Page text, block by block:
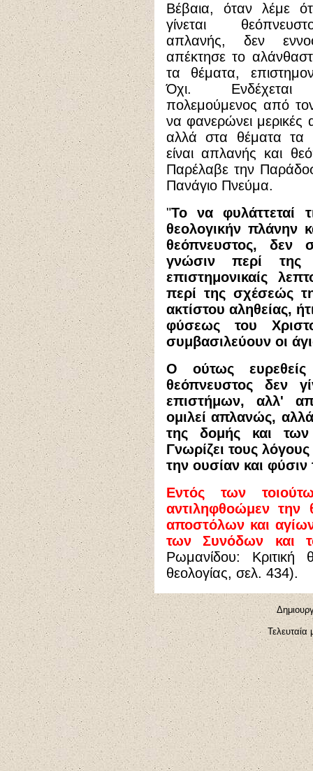
Βέβαια, όταν λέμε
γίνεται
απλανής, δεν
απέκτησε το
τα θέματα,
Όχι.
πολεμούμενος από
να φανερώνει μερικές
αλλά στα θέματα τα
είναι απλανής και
Παρέλαβε την
Πανάγιο Πνεύμα.
"Το να φυλάττεταί
θεολογικήν πλάνην
θεόπνευστος, δεν
γνώσιν περί της
επιστημονικαίς
περί της σχέσεώς
ακτίστου αληθείας,
φύσεως του
συμβασιλεύουν οι
Ο ούτως
θεόπνευστος δεν
επιστήμων, αλλ'
ομιλεί απλανώς,
της δομής και
Γνωρίζει τους
την ουσίαν και
Εντός των
αντιληφθοώμεν την
αποστόλων και
των Συνόδων και
Ρωμανίδου:
θεολογίας, σελ. 434).